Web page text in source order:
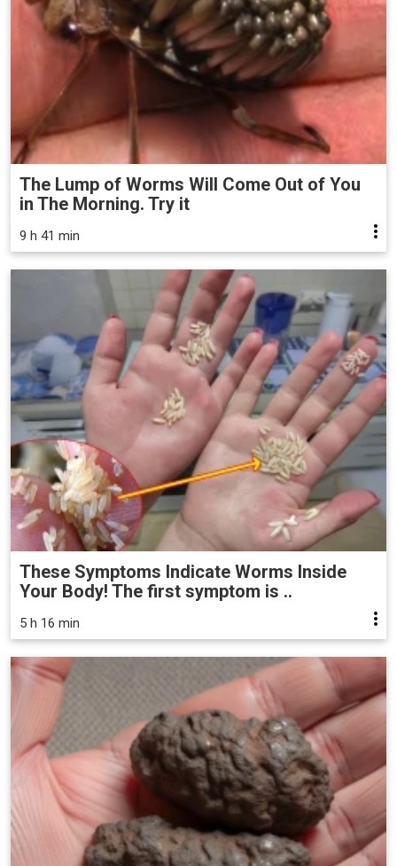
The Lump of Worms Will Come Out of You
in The Morning. Try it
9 h 41 min
These Symptoms Indicate Worms Inside
Your Body! The first symptom is ..
5 h 16 min